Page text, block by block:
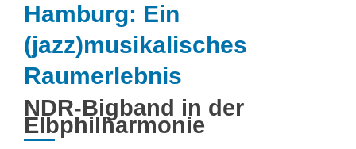
Hamburg: Ein
(jazz)musikalisches
Raumerlebnis
NDR-Bigband in der
Elbphilharmonie